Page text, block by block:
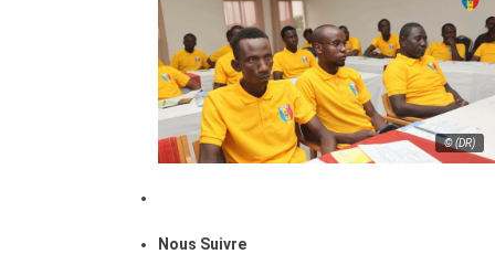
© (DR)
Nous Suivre